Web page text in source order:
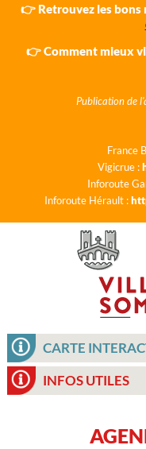
👉 Retrouvez les bons
👉 Comment mieux
Publication de
France
Vigicrue :
Inforoute
Inforoute Hérault :
CARTE
INFOS UTILES